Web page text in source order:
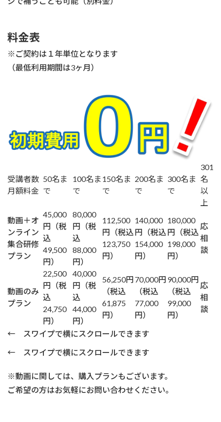
料金表
※ご契約は１年単位となります
（最低利用期間は3ヶ月）
受講者数
月額料金
50名ま
で
100名ま
で
150名ま
で
200名ま
で
300名ま
で
301
名
以
上
動画＋オ
ンライン
集合研修
プラン
45,000
円 （税
込
49,500
円）
80,000
円 （税
込
88,000
円）
112,500
円 （税込
123,750
円）
140,000
円 （税込
154,000
円）
180,000
円 （税込
198,000
円）
応
相
談
動画のみ
プラン
22,500
円 （税
込
24,750
円）
40,000
円 （税
込
44,000
円）
56,250円
（税込
61,875
円）
70,000円
（税込
77,000
円）
90,000円
（税込
99,000
円）
応
相
談
← スワイプで横にスクロールできます
← スワイプで横にスクロールできます
※動画に関しては、購入プランもございます。
ご希望の方はお気軽にお問い合わせください。